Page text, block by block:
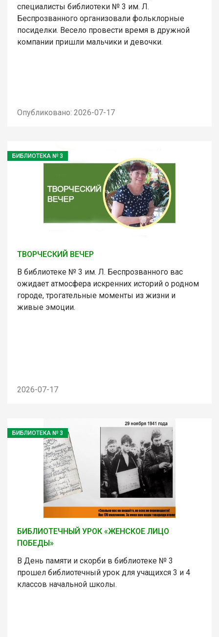
специалисты библиотеки № 3 им. Л.
Беспрозванного организовали фольклорные
посиделки. Весело провести время в дружной
компании пришли мальчики и девочки.
Опубликовано: 2026-07-17
БИБЛИОТЕКА № 3
ТВОРЧЕСКИЙ ВЕЧЕР
В библиотеке № 3 им. Л. Беспрозванного вас
ожидает атмосфера искренних историй о родном
городе, трогательные моменты из жизни и
живые эмоции.
2026-07-17
БИБЛИОТЕКА № 3
БИБЛИОТЕЧНЫЙ УРОК «ЖЕНСКОЕ ЛИЦО
ПОБЕДЫ»
В День памяти и скорби в библиотеке № 3
прошел библиотечный урок для учащихся 3 и 4
классов начальной школы.